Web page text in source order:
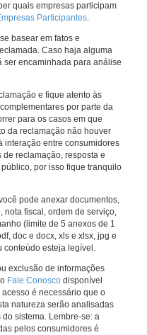
quais empresas participam
Participantes.
basear em fatos e
Caso haja alguma
ser encaminhada para análise
e fique atento às
por parte da
para os casos em que
da reclamação não houver
interação entre consumidores
reclamação, resposta e
por isso fique tranquilo
pode anexar documentos,
nota fiscal, ordem de serviço,
(limite de 5 anexos de 1
doc e docx, xls e xlsx, jpg e
conteúdo esteja legível.
exclusão de informações
Fale Conosco disponível
é necessário que o
natureza serão analisadas
sistema. Lembre-se: a
pelos consumidores é